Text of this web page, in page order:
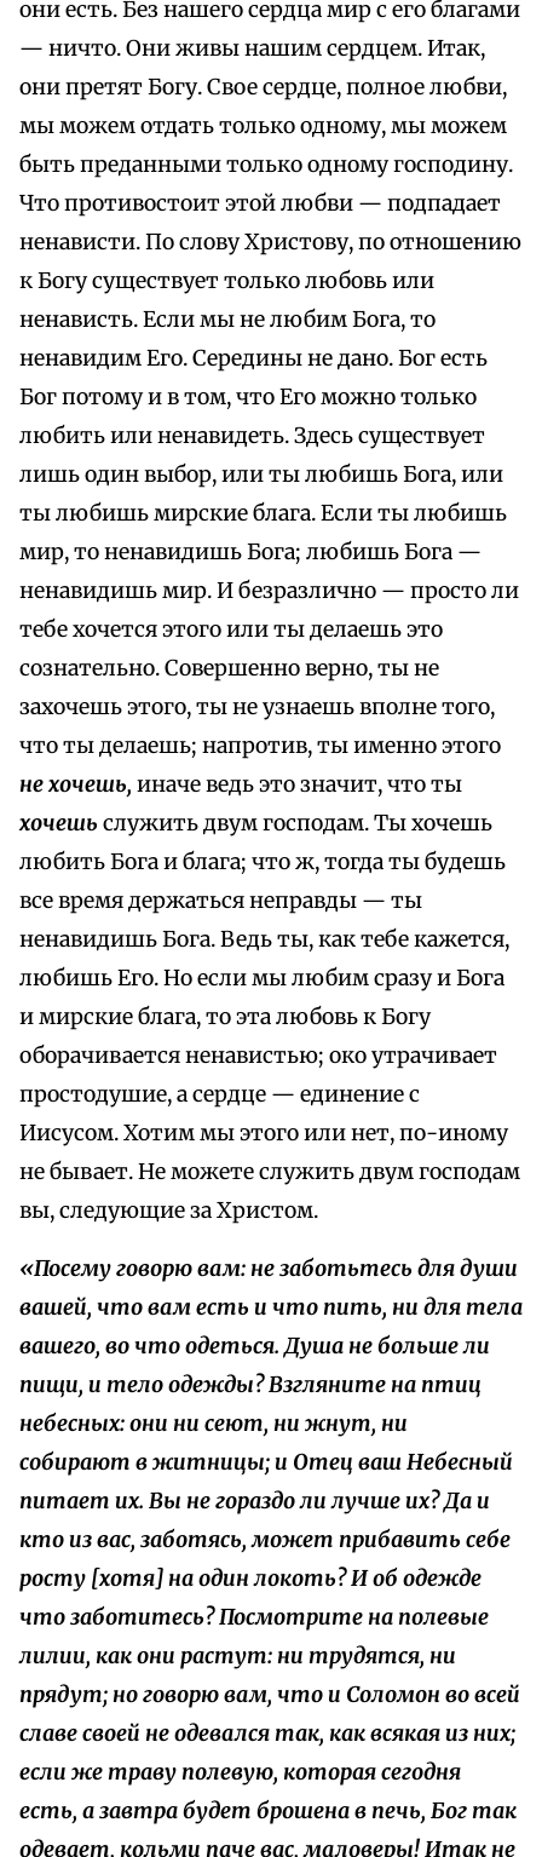
они есть. Без нашего сердца мир с его благами
— ничто. Они живы нашим сердцем. Итак,
они претят Богу. Свое сердце, полное любви,
мы можем отдать только одному, мы можем
быть преданными только одному господину.
Что противостоит этой любви — подпадает
ненависти. По слову Христову, по отношению
к Богу существует только любовь или
ненависть. Если мы не любим Бога, то
ненавидим Его. Середины не дано. Бог есть
Бог потому и в том, что Его можно только
любить или ненавидеть. Здесь существует
лишь один выбор, или ты любишь Бога, или
ты любишь мирские блага. Если ты любишь
мир, то ненавидишь Бога; любишь Бога —
ненавидишь мир. И безразлично — просто ли
тебе хочется этого или ты делаешь это
сознательно. Совершенно верно, ты не
захочешь этого, ты не узнаешь вполне того,
что ты делаешь; напротив, ты именно этого
не хочешь, иначе ведь это значит, что ты
хочешь служить двум господам. Ты хочешь
любить Бога и блага; что ж, тогда ты будешь
все время держаться неправды — ты
ненавидишь Бога. Ведь ты, как тебе кажется,
любишь Его. Но если мы любим сразу и Бога
и мирские блага, то эта любовь к Богу
оборачивается ненавистью; око утрачивает
простодушие, а сердце — единение с
Иисусом. Хотим мы этого или нет, по-иному
не бывает. Не можете служить двум господам
вы, следующие за Христом.
«Посему говорю вам: не заботьтесь для души
вашей, что вам есть и что пить, ни для тела
вашего, во что одеться. Душа не больше ли
пищи, и тело одежды? Взгляните на птиц
небесных: они ни сеют, ни жнут, ни
собирают в житницы; и Отец ваш Небесный
питает их. Вы не гораздо ли лучше их? Да и
кто из вас, заботясь, может прибавить себе
росту [хотя] на один локоть? И об одежде
что заботитесь? Посмотрите на полевые
лилии, как они растут: ни трудятся, ни
прядут; но говорю вам, что и Соломон во всей
славе своей не одевался так, как всякая из них;
если же траву полевую, которая сегодня
есть, а завтра будет брошена в печь, Бог так
одевает, кольми паче вас, маловеры! Итак не